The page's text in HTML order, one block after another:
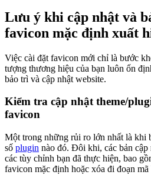
Lưu ý khi cập nhật và
favicon mặc định xuất
Việc cài đặt favicon mới chỉ là bước
tượng thương hiệu của bạn luôn ổn
bảo trì và cập nhật website.
Kiểm tra cập nhật theme/
favicon
Một trong những rủi ro lớn nhất là khi
số plugin nào đó. Đôi khi, các bản cập
các tùy chỉnh bạn đã thực hiện, bao
favicon mặc định hoặc xóa đi đoạn mã